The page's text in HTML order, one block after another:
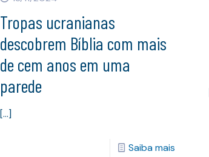
Tropas ucranianas
descobrem Bíblia com mais
de cem anos em uma
parede
[…]
Saiba mais